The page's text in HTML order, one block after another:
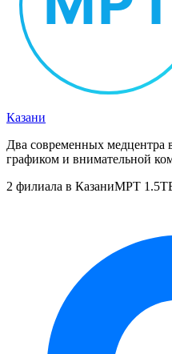
Казани
Два современных
графиком и внимательной
2 филиала в КазаниМРТ 1.5T